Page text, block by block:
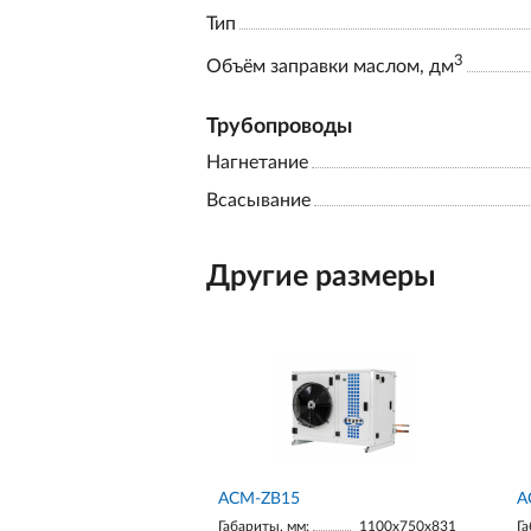
Тип
Объём заправки маслом, дм3
Трубопроводы
Нагнетание
Всасывание
Другие размеры
ACM-ZB15
Габариты, мм: 1100х750х831